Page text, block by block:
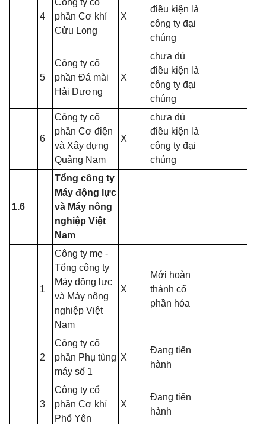
4
Công ty cổ
phần Cơ khí
Cửu Long
X
điều kiện là
công ty đại
chúng
5
Công ty cổ
phần Đá mài
Hải Dương
X
chưa đủ
điều kiện là
công ty đại
chúng
6
Công ty cổ
phần Cơ điện
và Xây dựng
Quảng Nam
X
chưa đủ
điều kiện là
công ty đại
chúng
1.6
Tổng công ty
Máy động lực
và Máy nông
nghiệp Việt
Nam
1
Công ty mẹ -
Tổng công ty
Máy động lực
và Máy nông
nghiệp Việt
Nam
X
Mới hoàn
thành cổ
phần hóa
2
Công ty cổ
phần Phụ tùng
máy số 1
X
Đang tiến
hành
3
Công ty cổ
phần Cơ khí
Phổ Yên
X
Đang tiến
hành